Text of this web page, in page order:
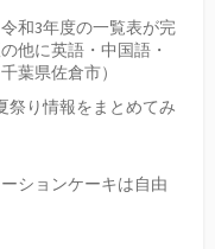
和3年度の一覧表が完
他に英語・中国語・
葉県佐倉市）
祭り情報をまとめてみ
ションケーキは自由